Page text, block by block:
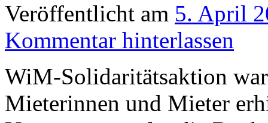
Veröffentlicht am 5. April
Kommentar hinterlassen
WiM-Solidaritätsaktion
Mieterinnen und Mieter